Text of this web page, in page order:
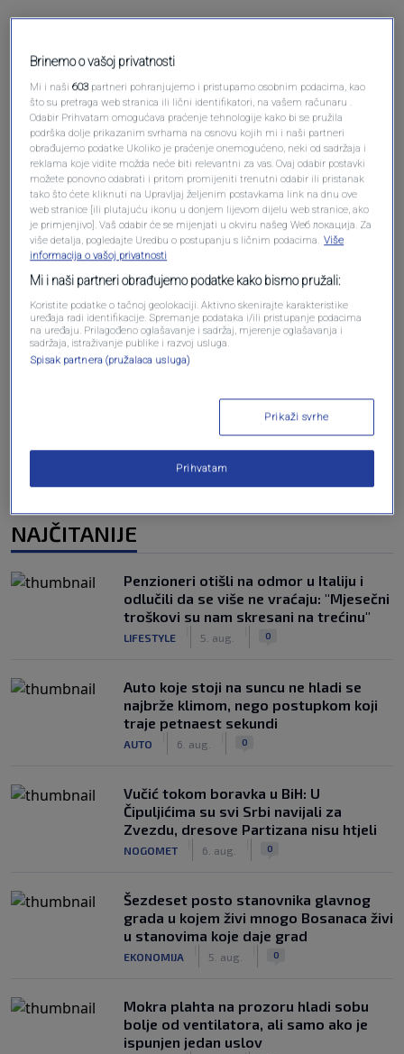
Oglas
NAJČITANIJE
Penzioneri otišli na odmor u Italiju i
odlučili da se više ne vraćaju: "Mjesečni
troškovi su nam skresani na trećinu"
LIFESTYLE 5. aug. 0
Auto koje stoji na suncu ne hladi se
najbrže klimom, nego postupkom koji
traje petnaest sekundi
AUTO 6. aug. 0
Vučić tokom boravka u BiH: U
Čipuljićima su svi Srbi navijali za
Zvezdu, dresove Partizana nisu htjeli
NOGOMET 6. aug. 0
Šezdeset posto stanovnika glavnog
grada u kojem živi mnogo Bosanaca živi
u stanovima koje daje grad
EKONOMIJA 5. aug. 0
Mokra plahta na prozoru hladi sobu
bolje od ventilatora, ali samo ako je
ispunjen jedan uslov
Brinemo o vašoj privatnosti
Mi i naši603 partneri pohranjujemo i pristupamo osobnim podacima, kao
što su pretraga web stranica ili lični identifikatori, na vašem računaru .
Odabir Prihvatam omogućava praćenje tehnologije kako bi se pružila
podrška dolje prikazanim svrhama na osnovu kojih mi i naši partneri
obrađujemo podatke Ukoliko je praćenje onemogućeno, neki od sadržaja i
reklama koje vidite možda neće biti relevantni za vas. Ovaj odabir postavki
možete ponovno odabrati i pritom promijeniti trenutni odabir ili pristanak
tako što ćete kliknuti na Upravljaj željenim postavkama link na dnu ove
web stranice [ili plutajuću ikonu u donjem lijevom dijelu web stranice, ako
je primjenjivo]. Vaš odabir će se mijenjati u okviru našeg Wеб локација. Za
više detalja, pogledajte Uredbu o postupanju s ličnim podacima. Više
informacija o vašoj privatnosti
Mi i naši partneri obrađujemo podatke kako bismo pružali:
Koristite podatke o tačnoj geolokaciji. Aktivno skenirajte karakteristike
uređaja radi identifikacije. Spremanje podataka i/ili pristupanje podacima
na uređaju. Prilagođeno oglašavanje i sadržaj, mjerenje oglašavanja i
sadržaja, istraživanje publike i razvoj usluga.
Spisak partnera (pružalaca usluga)
Prikaži svrhe
Prihvatam